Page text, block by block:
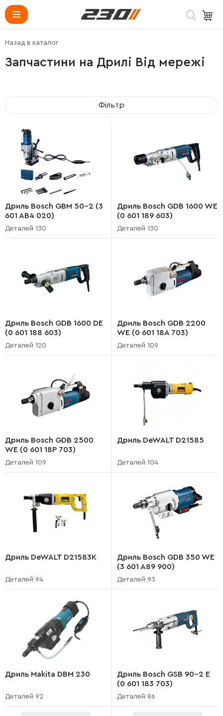
Запчастини на Дрилі Від мережі
Назад в каталог
Фільтр
Дриль Bosch GBM 50-2 (3
601 AB4 020)
Деталей 130
Дриль Bosch GDB 1600 WE
(0 601 189 603)
Деталей 130
Дриль Bosch GDB 1600 DE
(0 601 188 603)
Деталей 120
Дриль Bosch GDB 2200
WE (0 601 18A 703)
Деталей 109
Дриль Bosch GDB 2500
WE (0 601 18P 703)
Деталей 109
Дриль DeWALT D21585
Деталей 104
Дриль DeWALT D21583K
Деталей 94
Дриль Bosch GDB 350 WE
(3 601 A89 900)
Деталей 93
Дриль Makita DBM 230
Деталей 92
Дриль Bosch GSB 90-2 E
(0 601 183 703)
Деталей 86